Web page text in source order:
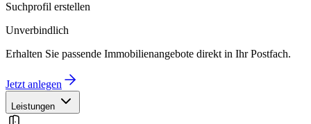
Suchprofil erstellen
Unverbindlich
Erhalten Sie passende Immobilienangebote direkt in Ihr Postfach.
Jetzt anlegen
Leistungen